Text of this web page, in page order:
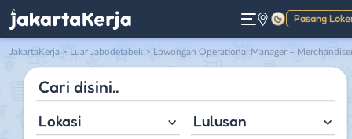
Pasang
Gelap
JakartaKerja > Luar Jabodetabek > Lowongan Operational Manager – Merchandiser Grocery – Merchandiser Fashion – Merchandiser GMS di PT. Mutiara Cahaya
Lokasi Lulusan